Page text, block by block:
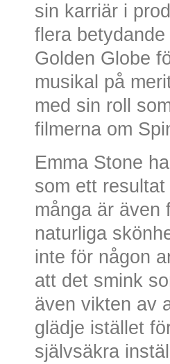
sin karriär i
flera
Golden Globe
musikal på
med sin roll
filmerna om
Emma Stone
som ett
många är även
naturliga
inte för någon
att det smink
även vikten av
glädje istället
självsäkra